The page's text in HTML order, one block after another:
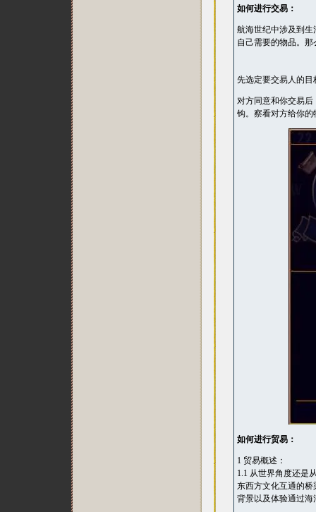
如何进行交易：
航海世纪中涉及到
自己需要的物品。
先选定要交易人的
对方同意和你交易
钩。察看对方给你
如何进行贸易：
1 贸易概述：
1.1 从世界角度还是
东西方文化互通的
背景以及体验通过